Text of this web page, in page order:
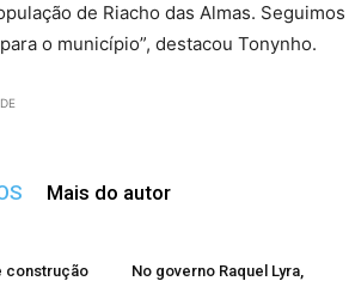
de Riacho das Almas. Seguimos
o município”, destacou Tonynho.
Mais do autor
construção
No governo Raquel Lyra,